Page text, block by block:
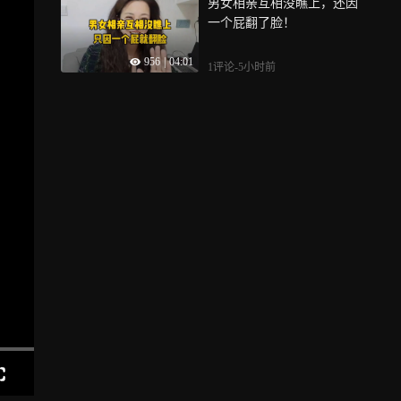
956 04:01
男女相亲互相没瞧上，还因
一个屁翻了脸！
1评论-5小时前